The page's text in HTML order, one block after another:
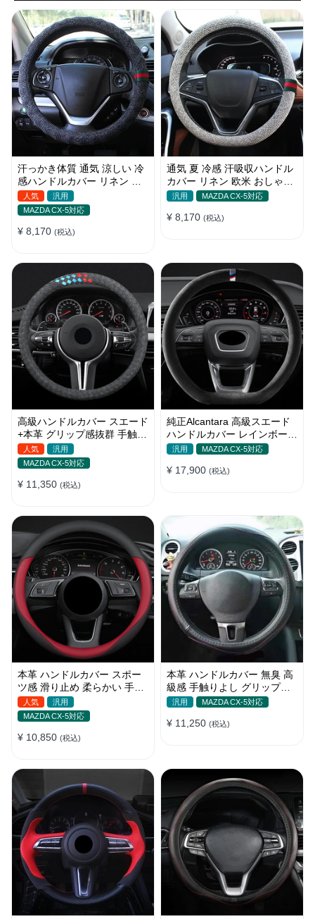
汗っかき体質 通気 涼しい 冷
感ハンドルカバー リネン 欧
米 おしゃれ 安全 38CM
人気
汎用
MAZDA CX-5対応
¥ 8,170 (税込)
通気 夏 冷感 汗吸収ハンドル
カバー リネン 欧米 おしゃれ
安全 スッキリ Ｏ/D型汎用
汎用 MAZDA CX-5対応
¥ 8,170 (税込)
高級ハンドルカバー スエード
+本革 グリップ感抜群 手触れ
よし 滑り止め O形/D型 36-
40CM
人気
汎用
MAZDA CX-5対応
¥ 11,350 (税込)
純正Alcantara 高級スエード
ハンドルカバー レインボーリ
ボン 無臭 手触り おしゃれ
汎用 MAZDA CX-5対応
¥ 17,900 (税込)
本革 ハンドルカバー スポー
ツ感 滑り止め 柔らかい 手触
りよし おしゃれ 軽/普自動車
38CM
人気
汎用
MAZDA CX-5対応
¥ 10,850 (税込)
本革 ハンドルカバー 無臭 高
級感 手触りよし グリップ感
抜群 パンチング加工 通気性
汎用 MAZDA CX-5対応
¥ 11,250 (税込)